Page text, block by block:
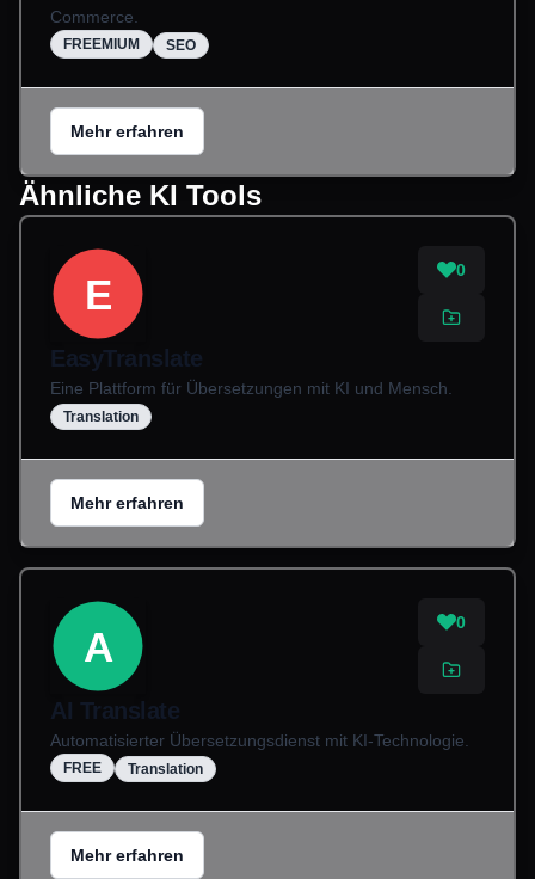
Commerce.
FREEMIUM SEO
Mehr erfahren
Ähnliche KI Tools
E
0
EasyTranslate
Eine Plattform für Übersetzungen mit KI und Mensch.
Translation
Mehr erfahren
A
0
AI Translate
Automatisierter Übersetzungsdienst mit KI-Technologie.
FREE Translation
Mehr erfahren